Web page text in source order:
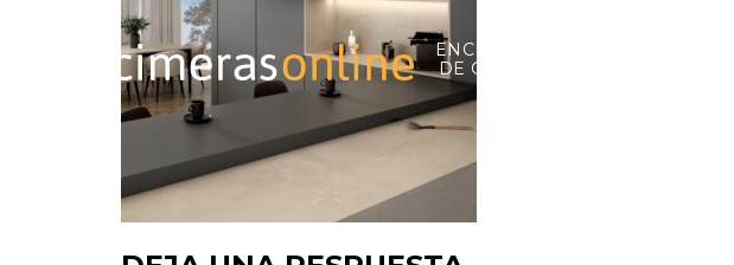
ENCIMERAS
DE COCINA